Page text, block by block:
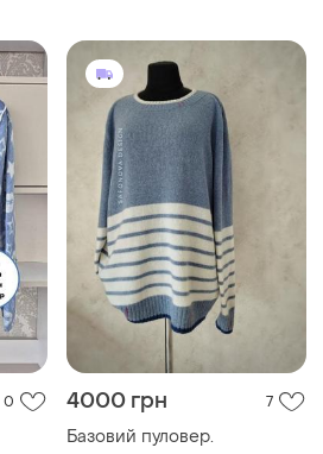
0
4000 грн 7
Базовий пуловер.